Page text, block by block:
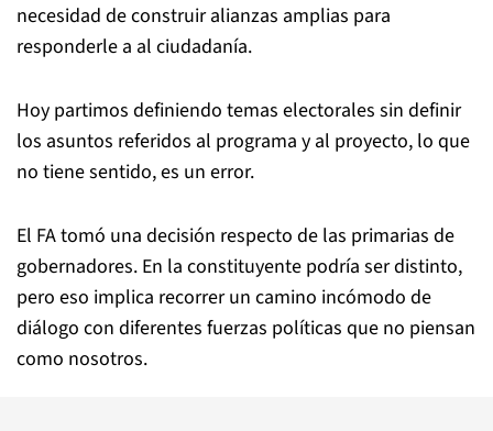
necesidad de construir alianzas amplias para
responderle a al ciudadanía.
Hoy partimos definiendo temas electorales sin definir
los asuntos referidos al programa y al proyecto, lo que
no tiene sentido, es un error.
El FA tomó una decisión respecto de las primarias de
gobernadores. En la constituyente podría ser distinto,
pero eso implica recorrer un camino incómodo de
diálogo con diferentes fuerzas políticas que no piensan
como nosotros.